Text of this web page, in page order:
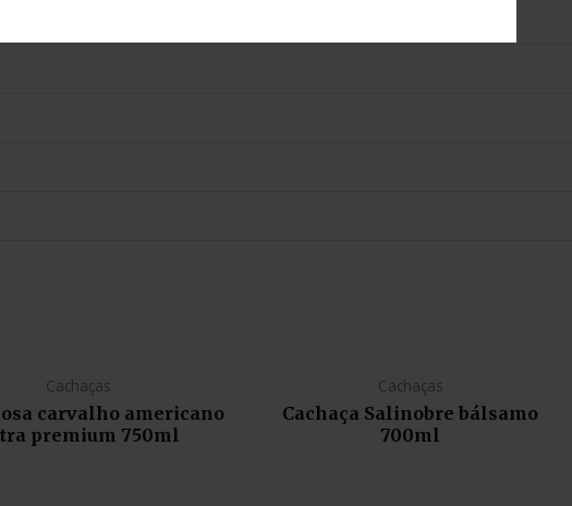
Cachaças
carvalho americano
premium 750ml
Cachaças
Cachaça Salinobre bálsamo
700ml